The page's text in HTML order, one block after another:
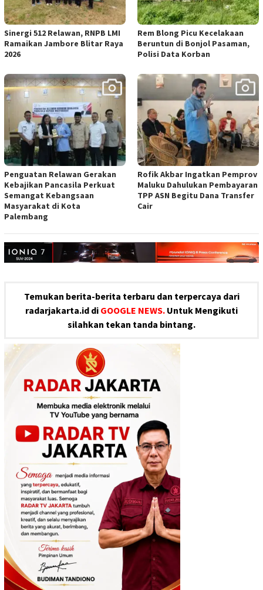
Sinergi 512 Relawan, RNPB LMI
Ramaikan Jambore Blitar Raya
2026
Rem Blong Picu Kecelakaan
Beruntun di Bonjol Pasaman,
Polisi Data Korban
Penguatan Relawan Gerakan
Kebajikan Pancasila Perkuat
Semangat Kebangsaan
Masyarakat di Kota
Palembang
Rofik Akbar Ingatkan Pemprov
Maluku Dahulukan Pembayaran
TPP ASN Begitu Dana Transfer
Cair
Temukan berita-berita terbaru dan terpercaya dari
radarjakarta.id di GOOGLE NEWS. Untuk Mengikuti
silahkan tekan tanda bintang.